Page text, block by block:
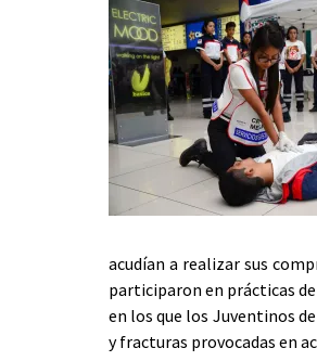
acudían a realizar sus
participaron en prácticas
en los que los Juventinos
y fracturas provocadas en